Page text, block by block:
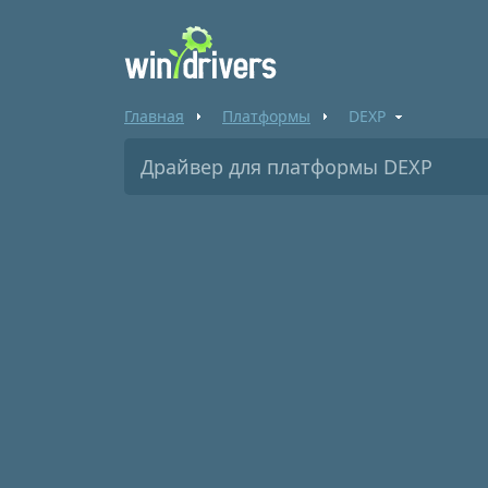
Главная Платформы DEXP
Драйвер для платформы DEXP